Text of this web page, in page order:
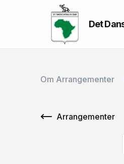
Det
Om Arrangementer
Arrangementer